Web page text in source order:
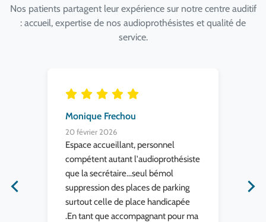
Nos patients partagent leur expérience sur notre centre auditif
: accueil, expertise de nos audioprothésistes et qualité de
service.
Monique Frechou
20 février 2026
Espace accueillant, personnel
compétent autant l'audioprothésiste
que la secrétaire...seul bémol
suppression des places de parking
surtout celle de place handicapée
.En tant que accompagnant pour ma